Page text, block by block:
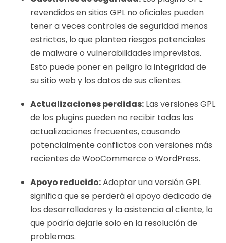
revendidos en sitios GPL no oficiales pueden
tener a veces controles de seguridad menos
estrictos, lo que plantea riesgos potenciales
de malware o vulnerabilidades imprevistas.
Esto puede poner en peligro la integridad de
su sitio web y los datos de sus clientes.
Actualizaciones perdidas: Las versiones GPL
de los plugins pueden no recibir todas las
actualizaciones frecuentes, causando
potencialmente conflictos con versiones más
recientes de WooCommerce o WordPress.
Apoyo reducido:Adoptar una versión GPL
significa que se perderá el apoyo dedicado de
los desarrolladores y la asistencia al cliente, lo
que podría dejarle solo en la resolución de
problemas.